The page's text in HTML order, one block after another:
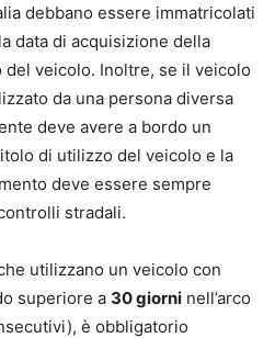
debbano essere immatricolati
data di acquisizione della
veicolo. Inoltre, se il veicolo
da una persona diversa
deve avere a bordo un
di utilizzo del veicolo e la
deve essere sempre
stradali.
utilizzano un veicolo con
superiore a 30 giorni nell’arco
è obbligatorio